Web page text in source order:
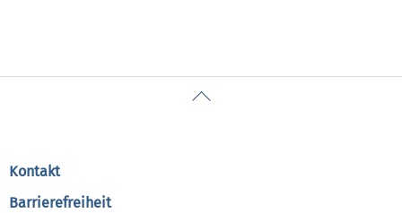
Back
Kontakt
Barrierefreiheit